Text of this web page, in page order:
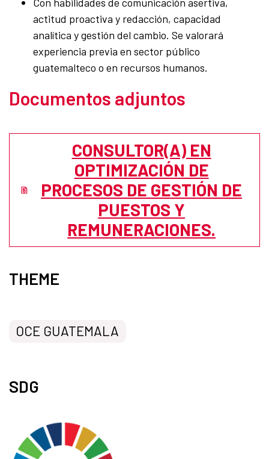
actitud proactiva y redacción, capacidad
analítica y gestión del cambio. Se valorará
experiencia previa en sector público
guatemalteco o en recursos humanos.
Documentos adjuntos
CONSULTOR(A) EN
OPTIMIZACIÓN DE
PROCESOS DE GESTIÓN DE
PUESTOS Y
REMUNERACIONES.
THEME
OCE GUATEMALA
SDG